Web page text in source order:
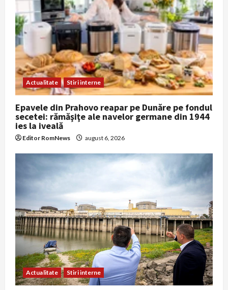
g
a
t
i
o
n
Actualitate Stiri interne
Epavele din Prahovo reapar pe Dunăre pe fondul
secetei: rămăşiţe ale navelor germane din 1944
ies la iveală
Editor RomNews august 6, 2026
Actualitate Stiri interne